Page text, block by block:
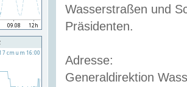
Wasserstraßen und
Präsidenten.
Adresse:
Generaldirektion